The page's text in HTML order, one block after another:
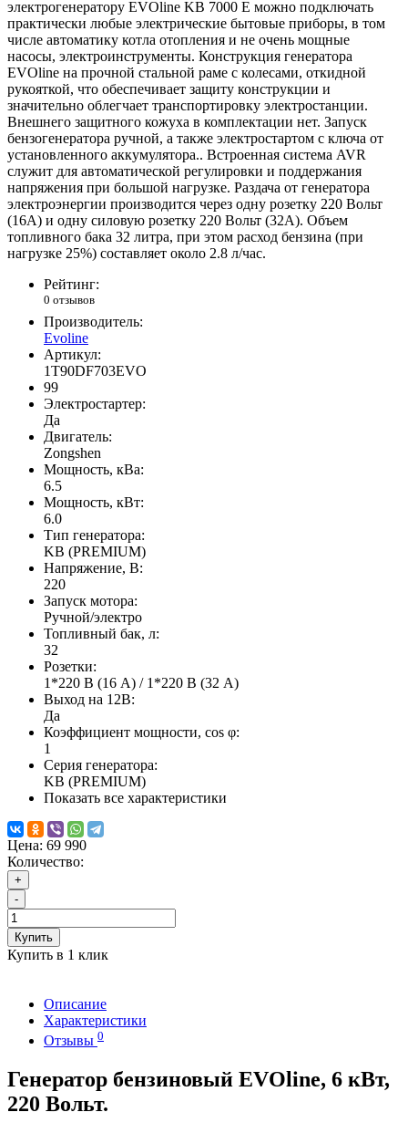
электрогенератору EVOline KB 7000 E можно подключать
практически любые электрические бытовые приборы, в том
числе автоматику котла отопления и не очень мощные
насосы, электроинструменты. Конструкция генератора
EVOline на прочной стальной раме с колесами, откидной
рукояткой, что обеспечивает защиту конструкции и
значительно облегчает транспортировку электростанции.
Внешнего защитного кожуха в комплектации нет. Запуск
бензогенератора ручной, а также электростартом с ключа от
установленного аккумулятора.. Встроенная система AVR
служит для автоматической регулировки и поддержания
напряжения при большой нагрузке. Раздача от генератора
электроэнергии производится через одну розетку 220 Вольт
(16А) и одну силовую розетку 220 Вольт (32А). Объем
топливного бака 32 литра, при этом расход бензина (при
нагрузке 25%) составляет около 2.8 л/час.
Рейтинг:
0 отзывов
Производитель:
Evoline
Артикул:
1T90DF703EVO
99
Электростартер:
Да
Двигатель:
Zongshen
Мощность, кВа:
6.5
Мощность, кВт:
6.0
Тип генератора:
KB (PREMIUM)
Напряжение, В:
220
Запуск мотора:
Ручной/электро
Топливный бак, л:
32
Розетки:
1*220 В (16 А) / 1*220 В (32 А)
Выход на 12В:
Да
Коэффициент мощности, cos φ:
1
Серия генератора:
KB (PREMIUM)
Показать все характеристики
Цена: 69 990
Количество:
+
-
Купить
Купить в 1 клик
Описание
Характеристики
Отзывы 0
Генератор бензиновый EVOline, 6 кВт,
220 Вольт.